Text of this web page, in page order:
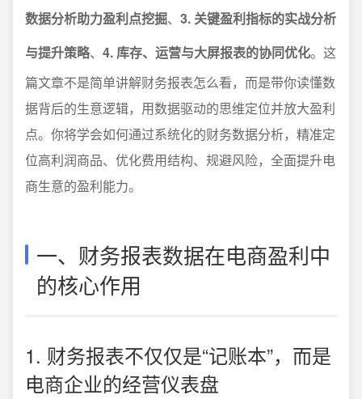
数据分析助力盈利点挖掘、 3. 关键盈利指标的实战分析
与提升策略、 4. 库存、运营与大屏报表的协同优化。这
篇文章不是简单讲解财务报表怎么看，而是带你读懂数
据背后的生意逻辑，用数据驱动的思维定位并放大盈利
点。你将学会如何通过系统化的财务数据分析，精准定
位高利润商品、优化费用结构、规避风险，全面提升电
商生意的盈利能力。
一、财务报表数据在电商盈利中
的核心作用
1. 财务报表不仅仅是“记账本”，而是
电商企业的经营仪表盘